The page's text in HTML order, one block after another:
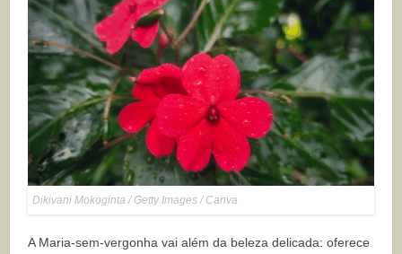
Dikivani Mokoginta / Getty Images / Canva
A Maria-sem-vergonha vai além da beleza delicada: oferece